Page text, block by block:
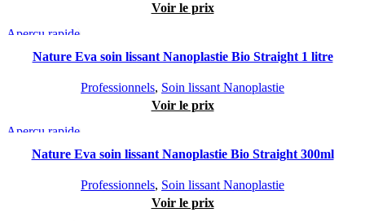
Voir le prix
Aperçu rapide
Nature Eva soin lissant Nanoplastie Bio Straight 1 litre
Professionnels, Soin lissant Nanoplastie
Voir le prix
Aperçu rapide
Nature Eva soin lissant Nanoplastie Bio Straight 300ml
Professionnels, Soin lissant Nanoplastie
Voir le prix